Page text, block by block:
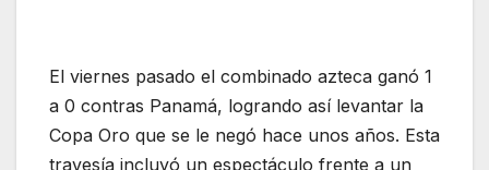
El viernes pasado el combinado azteca ganó 1
a 0 contras Panamá, logrando así levantar la
Copa Oro que se le negó hace unos años. Esta
travesía incluyó un espectáculo frente a un